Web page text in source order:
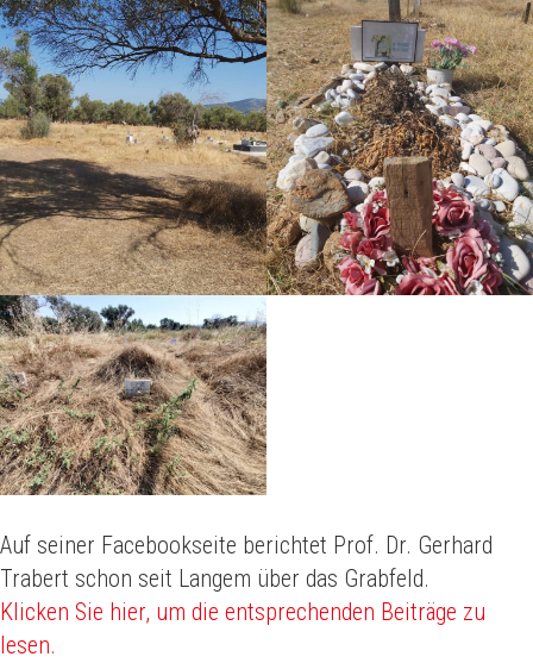
Auf seiner Facebookseite berichtet Prof. Dr. Gerhard
Trabert schon seit Langem über das Grabfeld.
Klicken Sie hier, um die entsprechenden Beiträge zu
lesen.